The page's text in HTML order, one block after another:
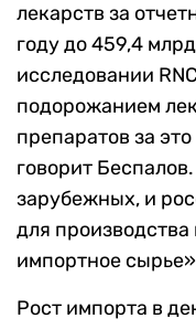
лекарств за
году до 459,4
исследовании
подорожанием
препаратов за
говорит
зарубежных, и
для
импортное
Рост импорта в